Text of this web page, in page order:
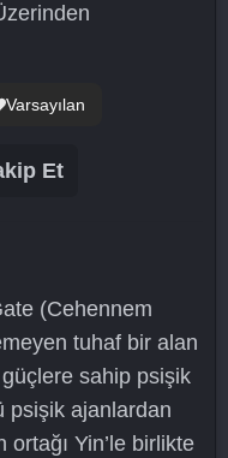
Varsayılan
Et
(Cehennem
tuhaf bir alan
sahip psişik
psişik ajanlardan
Yin’le birlikte